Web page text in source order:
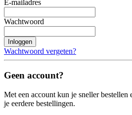
E-mailadres
Wachtwoord
Inloggen
Wachtwoord vergeten?
Geen account?
Met een account kun je sneller bestellen
je eerdere bestellingen.